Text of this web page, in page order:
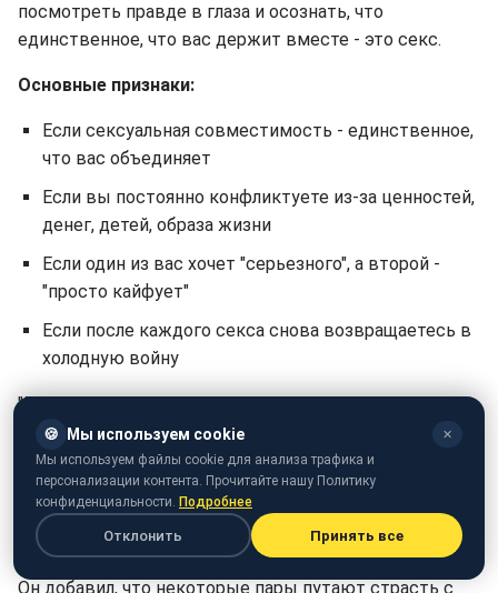
посмотреть правде в глаза и осознать, что
единственное, что вас держит вместе - это секс.
Основные признаки:
Если сексуальная совместимость - единственное,
что вас объединяет
Если вы постоянно конфликтуете из-за ценностей,
денег, детей, образа жизни
Если один из вас хочет "серьезного", а второй -
"просто кайфует"
Если после каждого секса снова возвращаетесь в
холодную войну
"Потому что секс - это важно. Но это не все. И не
всегда достаточно. Несогласие относительно
базовых вещей - стиля жизни, денег, детей, общения
с родными неизбежно ведет к конфликтам.
Постоянное напряжение в быту убивает желание, а
не наоборот", - объясняет специалист.
Он добавил, что некоторые пары путают страсть с
🍪 Мы используем cookie ✕
Мы используем файлы cookie для анализа трафика и
персонализации контента. Прочитайте нашу Политику
конфиденциальности. Подробнее
Отклонить Принять все